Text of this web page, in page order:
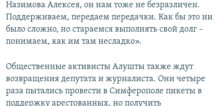
Назимова Алексея, он нам тоже не безразличен.
Поддерживаем, передаем передачки. Как бы это ни
было сложно, но стараемся выполнять свой долг –
понимаем, как им там несладко».
Общественные активисты Алушты также ждут
возвращения депутата и журналиста. Они четыре
раза пытались провести в Симферополе пикеты в
поддержку арестованных, но получить